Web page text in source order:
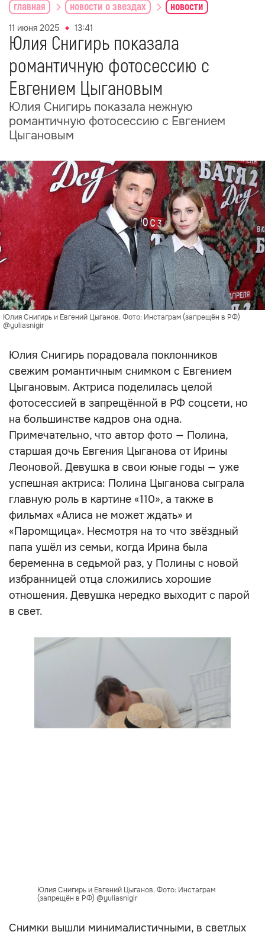
главная новости о звездах новости
11 июня 2025 13:41
Юлия Снигирь показала
романтичную фотосессию с
Евгением Цыгановым
Юлия Снигирь показала нежную
романтичную фотосессию с Евгением
Цыгановым
Юлия Снигирь и Евгений Цыганов. Фото: Инстаграм (запрещён в РФ)
@yuliasnigir
Юлия Снигирь порадовала поклонников
свежим романтичным снимком с Евгением
Цыгановым. Актриса поделилась целой
фотосессией в запрещённой в РФ соцсети, но
на большинстве кадров она одна.
Примечательно, что автор фото — Полина,
старшая дочь Евгения Цыганова от Ирины
Леоновой. Девушка в свои юные годы — уже
успешная актриса: Полина Цыганова сыграла
главную роль в картине «110», а также в
фильмах «Алиса не может ждать» и
«Паромщица». Несмотря на то что звёздный
папа ушёл из семьи, когда Ирина была
беременна в седьмой раз, у Полины с новой
избранницей отца сложились хорошие
отношения. Девушка нередко выходит с парой
в свет.
Юлия Снигирь и Евгений Цыганов. Фото: Инстаграм
(запрещён в РФ) @yuliasnigir
Снимки вышли минималистичными, в светлых